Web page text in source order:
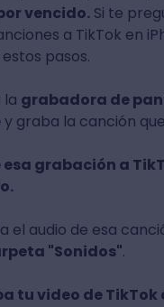
vencido.Si te
a TikTok en
pasos.
la grabadora de
y graba la canción
esa grabación a
el audio de esa
"Sonidos".
tu video de TikTok